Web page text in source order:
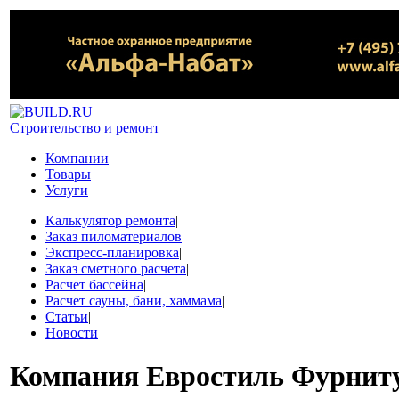
Строительство и ремонт
Компании
Товары
Услуги
Калькулятор ремонта|
Заказ пиломатериалов|
Экспресс-планировка|
Заказ сметного расчета|
Расчет бассейна|
Расчет сауны, бани, хаммама|
Статьи|
Новости
Компания Евростиль